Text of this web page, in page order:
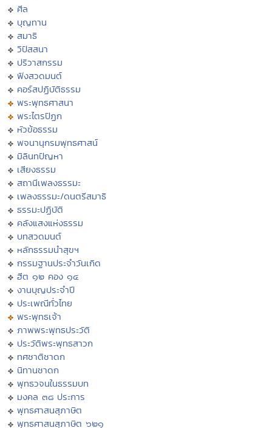
ศีล
บุญทาน
สมาธิ
วิปัสสนา
ปริวาสกรรม
ฟังสวดมนต์
คอร์สปฏิบัติธรรม
พระพุทธศาสนา
พระไตรปิฏก
หัวข้อธรรม
พจนานุกรมพุทธศาสน์
มิลินทปัญหา
เสียงธรรม
สถานีเพลงธรรมะ
เพลงธรรมะ/ดนตรีสมาธิ
ธรรมะปฏิบัติ
คลังแสงแห่งธรรม
บทสวดมนต์
หลักธรรมนำสุขฯ
กรรมฐานประจำวันเกิด
ฮีต ๑๒ คอง ๑๔
งานบุญประจำปี
ประเพณีทั่วไทย
พระพุทธเจ้า
ภาพพระพุทธประวัติ
ประวัติพระพุทธสาวก
ทศชาติชาดก
นิทานชาดก
พุทธวจนในธรรมบท
มงคล ๓๘ ประการ
พุทธศาสนสุภาษิต
พุทธศาสนสุภาษิต ๖๒๑